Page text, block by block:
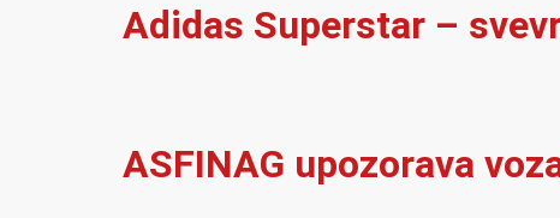
Adidas Superstar –
ASFINAG upozorava